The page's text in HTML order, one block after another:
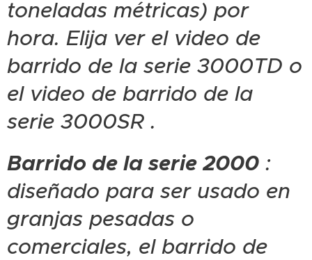
toneladas métricas) por
hora. Elija ver el video de
barrido de la serie 3000TD o
el video de barrido de la
serie 3000SR .
Barrido de la serie 2000 :
diseñado para ser usado en
granjas pesadas o
comerciales, el barrido de